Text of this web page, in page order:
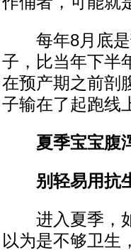
每年8月底是
子，比当年下半
在预产期之前剖
子输在了起跑线
夏季宝宝腹
别轻易用抗
进入夏季，如
以为是不够卫生